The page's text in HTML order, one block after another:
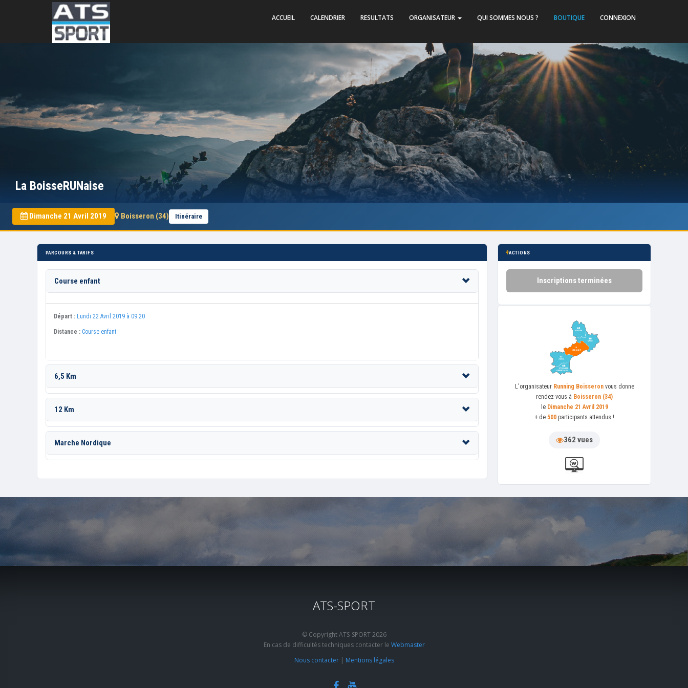
ACCUEIL CALENDRIER RESULTATS ORGANISATEUR QUI SOMMES NOUS ? BOUTIQUE CONNEXION
La BoisseRUNaise
Dimanche 21 Avril 2019 Boisseron (34) Itinéraire
PARCOURS & TARIFS
Course enfant
Départ : Lundi 22 Avril 2019 à 09:20
Distance : Course enfant
6,5 Km
12 Km
Marche Nordique
ACTIONS
Inscriptions terminées
L'organisateur Running Boisseronvous donne
rendez-vous à Boisseron (34)
le Dimanche 21 Avril 2019
+ de 500 participants attendus !
362 vues
ATS-SPORT
© Copyright ATS-SPORT 2026
En cas de difficultés techniques contacter le Webmaster
Nous contacter| Mentions légales